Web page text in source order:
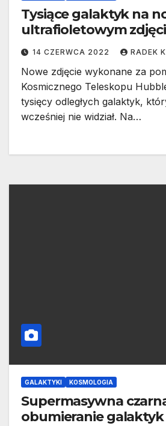
Tysiące galaktyk na
ultrafioletowym
14 CZERWCA 2022 RADEK
Nowe zdjęcie wykonane za
Kosmicznego Teleskopu
tysięcy odległych galaktyk,
wcześniej nie widział. Na…
GALAKTYKI KOSMOLOGIA
Supermasywna
obumieranie galaktyk